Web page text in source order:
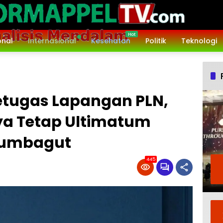
Internasional Kesehatan Politik Teknologi
Lapangan PLN,
Tetap Ultimatum
445